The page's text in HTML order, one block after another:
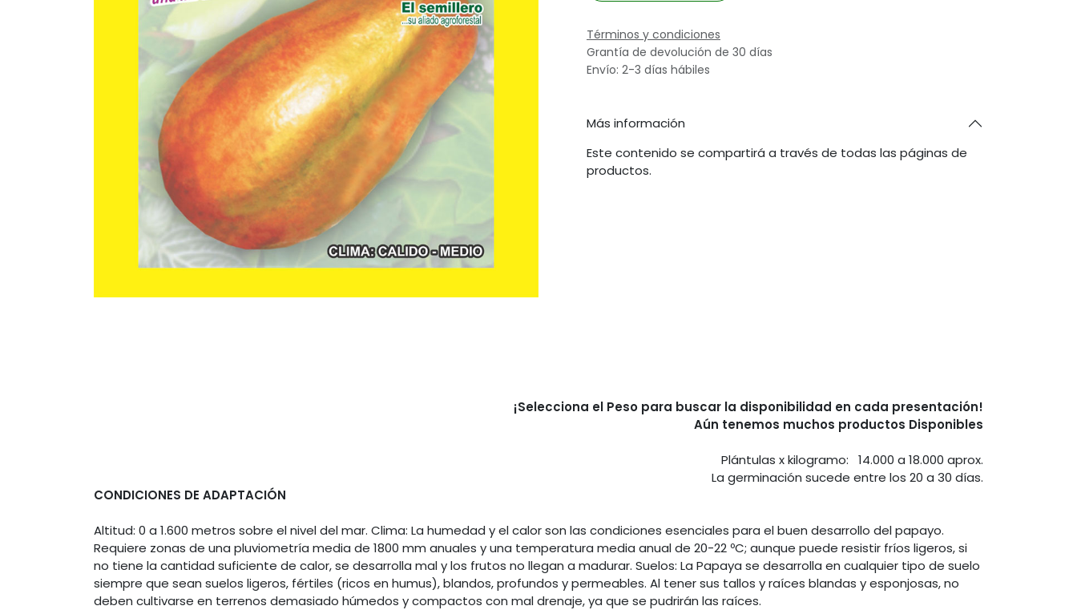
Términos y condiciones
Grantía de devolución de 30 días
Envío: 2-3 días hábiles
Más información
Este contenido se compartirá a través de todas las páginas de
productos.
¡Selecciona el Peso para buscar la disponibilidad en cada presentación!
Aún tenemos muchos productos Disponibles
Plántulas x kilogramo: 14.000 a 18.000 aprox.
La germinación sucede entre los 20 a 30 días.
CONDICIONES DE ADAPTACIÓN
Altitud: 0 a 1.600 metros sobre el nivel del mar. Clima: La humedad y el calor son las condiciones esenciales para el buen desarrollo del papayo.
Requiere zonas de una pluviometría media de 1800 mm anuales y una temperatura media anual de 20-22 ºC; aunque puede resistir fríos ligeros, si
no tiene la cantidad suficiente de calor, se desarrolla mal y los frutos no llegan a madurar. Suelos: La Papaya se desarrolla en cualquier tipo de suelo
siempre que sean suelos ligeros, fértiles (ricos en humus), blandos, profundos y permeables. Al tener sus tallos y raíces blandas y esponjosas, no
deben cultivarse en terrenos demasiado húmedos y compactos con mal drenaje, ya que se pudrirán las raíces.